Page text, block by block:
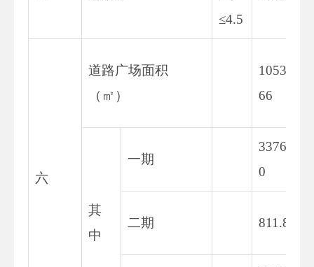
≤4.5
六
道路广场面积
（㎡）
10538.
66
其
中
一期
3376.9
0
二期 811.84